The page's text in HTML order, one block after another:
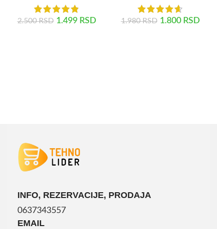
2.500RSD 1.499 RSD 1.980RSD 1.800 RSD
INFO, REZERVACIJE, PRODAJA
0637343557
EMAIL